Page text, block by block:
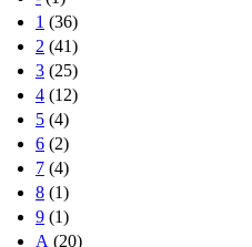
1 (36)
2 (41)
3 (25)
4 (12)
5 (4)
6 (2)
7 (4)
8 (1)
9 (1)
А (20)